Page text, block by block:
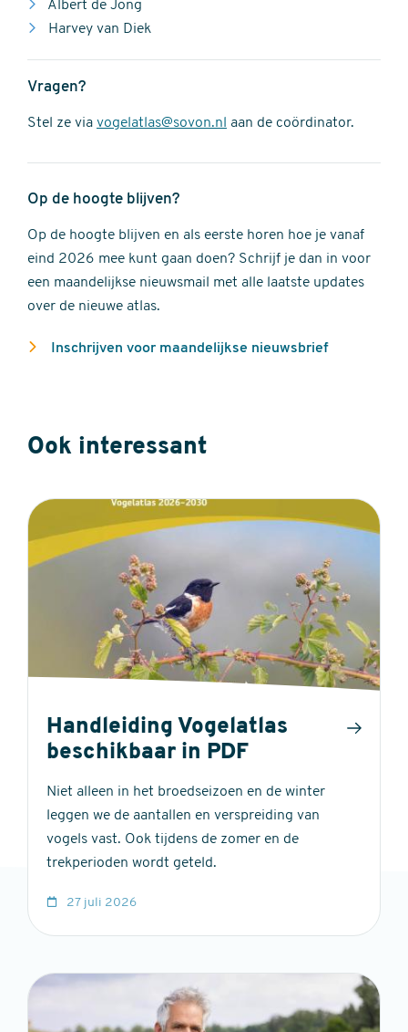
Albert de Jong
Harvey van Diek
Vragen?
Stel ze via vogelatlas@sovon.nl aan de coördinator.
Op de hoogte blijven?
Op de hoogte blijven en als eerste horen hoe je vanaf
eind 2026 mee kunt gaan doen? Schrijf je dan in voor
een maandelijkse nieuwsmail met alle laatste updates
over de nieuwe atlas.
Inschrijven voor maandelijkse nieuwsbrief
Ook interessant
Handleiding Vogelatlas
beschikbaar in PDF
Niet alleen in het broedseizoen en de winter
leggen we de aantallen en verspreiding van
vogels vast. Ook tijdens de zomer en de
trekperioden wordt geteld.
27 juli 2026